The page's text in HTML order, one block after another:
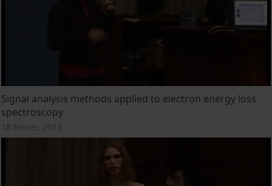
Signal analysis methods applied to electron energy loss
spectroscopy
18 febrer, 2013